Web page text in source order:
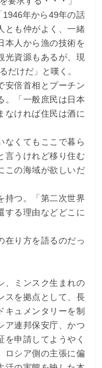
年から49年の話
とも仲がよく、一緒
本人から漁の技術を
光資源もあるが、現
だけだ」と嘆く。
安倍首相とプーチン
。「一般庶民は日本
なければ住民は酒に
なくてもここで暮ら
言うけれど移り住む
この海域が欲しいだ
持つ。「第二次世界
する理由などどこに
在り方を語るのだっ
、ミンスク生まれの
スを拠点として、長
キュメンタリーを制
ア連邦保安庁、かつ
を申請してようやく
ロシア側の主張に偏